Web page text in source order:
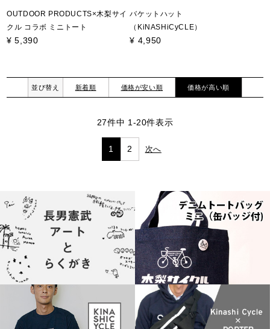
OUTDOOR PRODUCTS×木梨サイ
クル コラボ ミニトート
¥ 5,390
バケットハット
（KiNASHiCyCLE）
¥ 4,950
並び替え 新着順 価格が安い順 価格が高い順
27件中 1-20件表示
1 2